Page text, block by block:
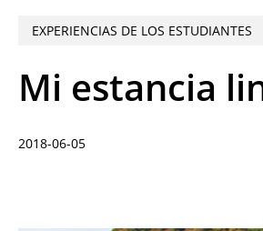
EXPERIENCIAS DE LOS ESTUDIANTES
Mi estancia
2018-06-05